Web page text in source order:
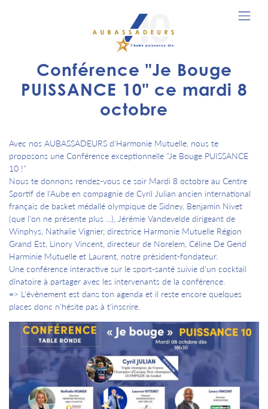
Conférence "Je Bouge
PUISSANCE 10" ce mardi 8
octobre
Avec nos AUBASSADEURS d'Harmonie Mutuelle, nous te
proposons une Conférence exceptionnelle "Je Bouge PUISSANCE
10 !"
Nous te donnons rendez-vous ce soir Mardi 8 octobre au Centre
Sportif de l'Aube en compagnie de Cyril Julian ancien international
français de basket médallé olympique de Sidney, Benjamin Nivet
(que l'on ne présente plus ...), Jérémie Vandevelde dirigeant de
Winphys, Nathalie Vignier, directrice Harmonie Mutuelle Région
Grand Est, Linory Vincent, directeur de Norelem, Céline De Gend
Harminie Mutuelle et Laurent, notre président-fondateur.
Une conférence interactive sur le sport-santé suivie d'un cocktail
dînatoire à partager avec les intervenants de la conférence.
=> L'évènement est dans ton agenda et il reste encore quelques
places donc n'hésite pas à t'inscrire.